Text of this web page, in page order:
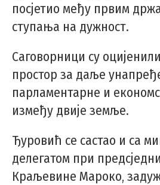
посјетио међу првим
ступања на дужност.
Саговорници су
простор за даље
парламентарне и
између двије земље.
Ђуровић се састао и са
делегатом при
Краљевине Мароко,